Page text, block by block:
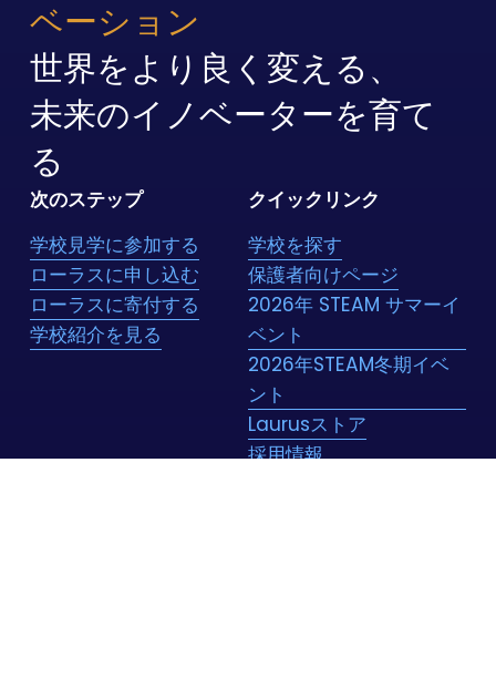
ベーション
世界をより良く変える、
未来のイノベーターを育て
る
クイックリンク
学校を探す
保護者向けページ
2026年 STEAM サマーイ
ベント
2026年STEAM冬期イベ
ント
Laurusストア
採用情報
次のステップ
学校見学に参加する
ローラスに申し込む
ローラスに寄付する
学校紹介を見る